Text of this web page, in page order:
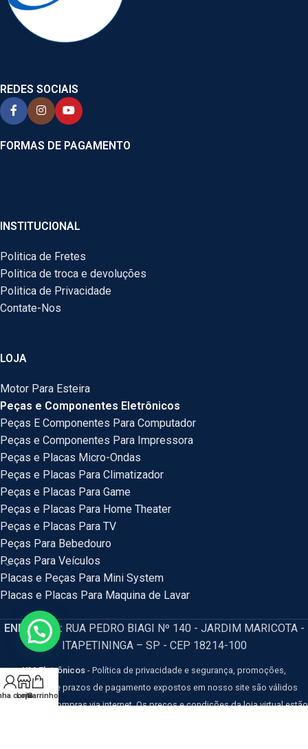
REDES SOCIAIS
FORMAS DE PAGAMENTO
INSTITUCIONAL
Politica de Fretes
Politica de troca e devoluções
Politica de Privacidade
Contate-Nos
LOJA
Motor Para Esteira
Peças e Componentes Eletrônicos
Peças E Componentes Para Computador
Peças e Componentes Para Impressora
Peças e Placas Micro-Ondas
Peças e Placas Para Climatizador
Peças e Placas Para Game
Peças e Placas Para Home Theater
Peças e Placas Para TV
Peças Para Bebedouro
Peças Para Veículos
Placas e Peças Para Mini System
Placas e Placas Para Maquina de Lavar
ENDEREÇO: RUA PEDRO BIAGI Nº 140 - JARDIM MARICOTA -
ITAPETININGA – SP - CEP 18214-100
HM Eletrônicos - Política de privacidade e segurança, promoções,
descontos e prazos de pagamento expostos em nosso site são válidos
apenas para compras via internet. Os preços e condições da loja virtual estão
conta
LojaCarrinho